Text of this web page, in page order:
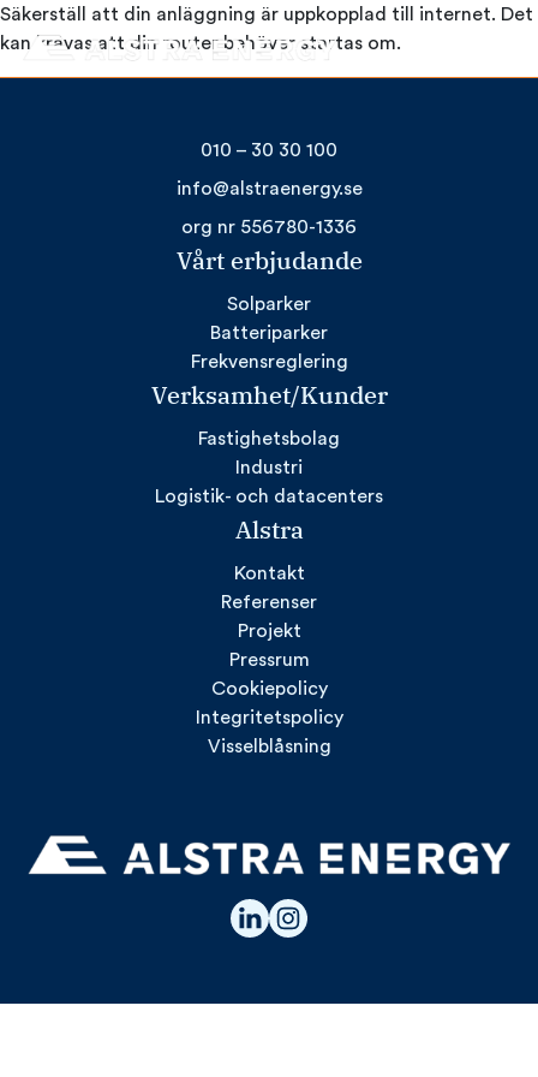
Hoppa
till
Säkerställ att din anläggning är uppkopplad till internet. Det
kan krävas att din router behöver startas om.
010 – 30 30 100
info@alstraenergy.se
org nr 556780-1336
Vårt erbjudande
Solparker
Batteriparker
Frekvensreglering
Verksamhet/Kunder
Fastighetsbolag
Industri
Logistik- och datacenters
Alstra
Kontakt
Referenser
Projekt
Pressrum
Cookiepolicy
Integritetspolicy
Visselblåsning